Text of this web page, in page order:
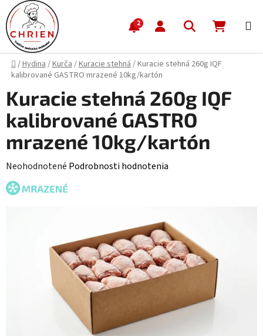
Prejsť na obsah
2 Hľadať
Domov
/Hydina/Kurča/Kuracie stehná/Kuracie stehná 260g IQF
kalibrované GASTRO mrazené 10kg/kartón
Kuracie stehná 260g IQF
kalibrované GASTRO
mrazené 10kg/kartón
Priemerné hodnotenie produktu je 0,0 z 5 hviezdičiek.
Neohodnotené Podrobnosti hodnotenia
MRAZENÉ